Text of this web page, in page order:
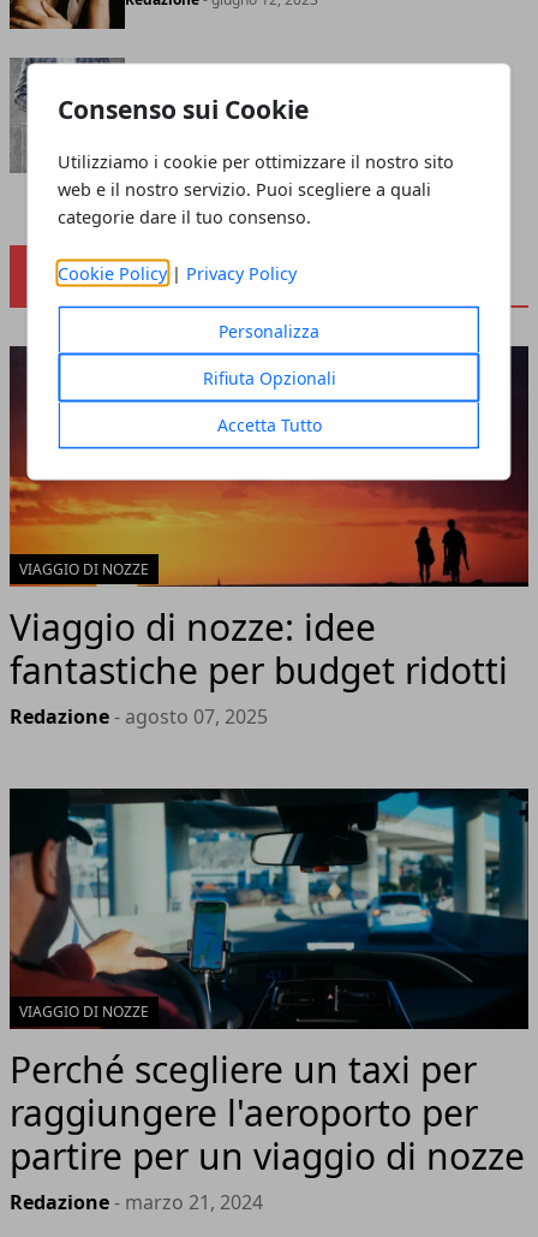
Consenso sui Cookie
Utilizziamo i cookie per ottimizzare il nostro sito
web e il nostro servizio. Puoi scegliere a quali
categorie dare il tuo consenso.
Cookie Policy | Privacy Policy
Personalizza
Rifiuta Opzionali
Accetta Tutto
Regalo di matrimonio per lui:
idee per un dono prezioso e
- giugno 06, 2023
VIAGGIO DI NOZZE
VIAGGIO DI NOZZE
Viaggio di nozze: idee
fantastiche per budget ridotti
Redazione- agosto 07, 2025
VIAGGIO DI NOZZE
Perché scegliere un taxi per
raggiungere l'aeroporto per
partire per un viaggio di nozze
Redazione- marzo 21, 2024